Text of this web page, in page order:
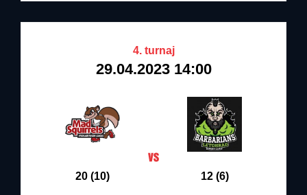
4. turnaj
29.04.2023 14:00
20 (10) 12 (6)